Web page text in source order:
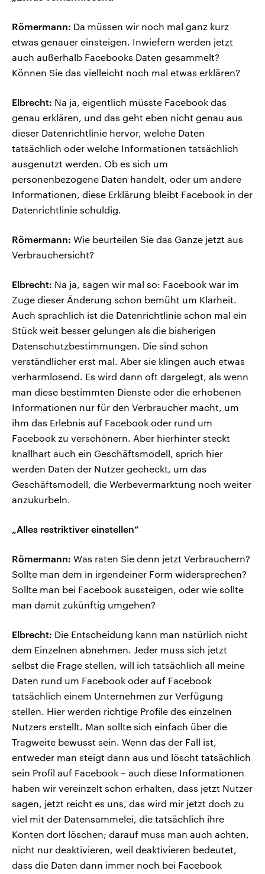
Römermann: Da müssen wir noch mal ganz kurz
etwas genauer einsteigen. Inwiefern werden jetzt
auch außerhalb Facebooks Daten gesammelt?
Können Sie das vielleicht noch mal etwas erklären?
Elbrecht: Na ja, eigentlich müsste Facebook das
genau erklären, und das geht eben nicht genau aus
dieser Datenrichtlinie hervor, welche Daten
tatsächlich oder welche Informationen tatsächlich
ausgenutzt werden. Ob es sich um
personenbezogene Daten handelt, oder um andere
Informationen, diese Erklärung bleibt Facebook in der
Datenrichtlinie schuldig.
Römermann: Wie beurteilen Sie das Ganze jetzt aus
Verbrauchersicht?
Elbrecht: Na ja, sagen wir mal so: Facebook war im
Zuge dieser Änderung schon bemüht um Klarheit.
Auch sprachlich ist die Datenrichtlinie schon mal ein
Stück weit besser gelungen als die bisherigen
Datenschutzbestimmungen. Die sind schon
verständlicher erst mal. Aber sie klingen auch etwas
verharmlosend. Es wird dann oft dargelegt, als wenn
man diese bestimmten Dienste oder die erhobenen
Informationen nur für den Verbraucher macht, um
ihm das Erlebnis auf Facebook oder rund um
Facebook zu verschönern. Aber hierhinter steckt
knallhart auch ein Geschäftsmodell, sprich hier
werden Daten der Nutzer gecheckt, um das
Geschäftsmodell, die Werbevermarktung noch weiter
anzukurbeln.
„Alles restriktiver einstellen“
Römermann: Was raten Sie denn jetzt Verbrauchern?
Sollte man dem in irgendeiner Form widersprechen?
Sollte man bei Facebook aussteigen, oder wie sollte
man damit zukünftig umgehen?
Elbrecht: Die Entscheidung kann man natürlich nicht
dem Einzelnen abnehmen. Jeder muss sich jetzt
selbst die Frage stellen, will ich tatsächlich all meine
Daten rund um Facebook oder auf Facebook
tatsächlich einem Unternehmen zur Verfügung
stellen. Hier werden richtige Profile des einzelnen
Nutzers erstellt. Man sollte sich einfach über die
Tragweite bewusst sein. Wenn das der Fall ist,
entweder man steigt dann aus und löscht tatsächlich
sein Profil auf Facebook – auch diese Informationen
haben wir vereinzelt schon erhalten, dass jetzt Nutzer
sagen, jetzt reicht es uns, das wird mir jetzt doch zu
viel mit der Datensammelei, die tatsächlich ihre
Konten dort löschen; darauf muss man auch achten,
nicht nur deaktivieren, weil deaktivieren bedeutet,
dass die Daten dann immer noch bei Facebook